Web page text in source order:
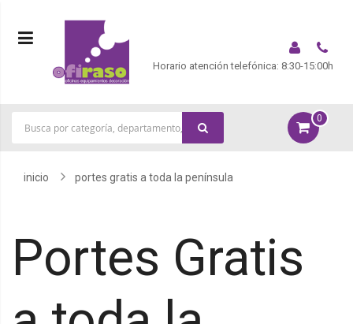
Horario atención telefónica: 8:30-15:00h
0
inicio portes gratis a toda la península
Portes Gratis